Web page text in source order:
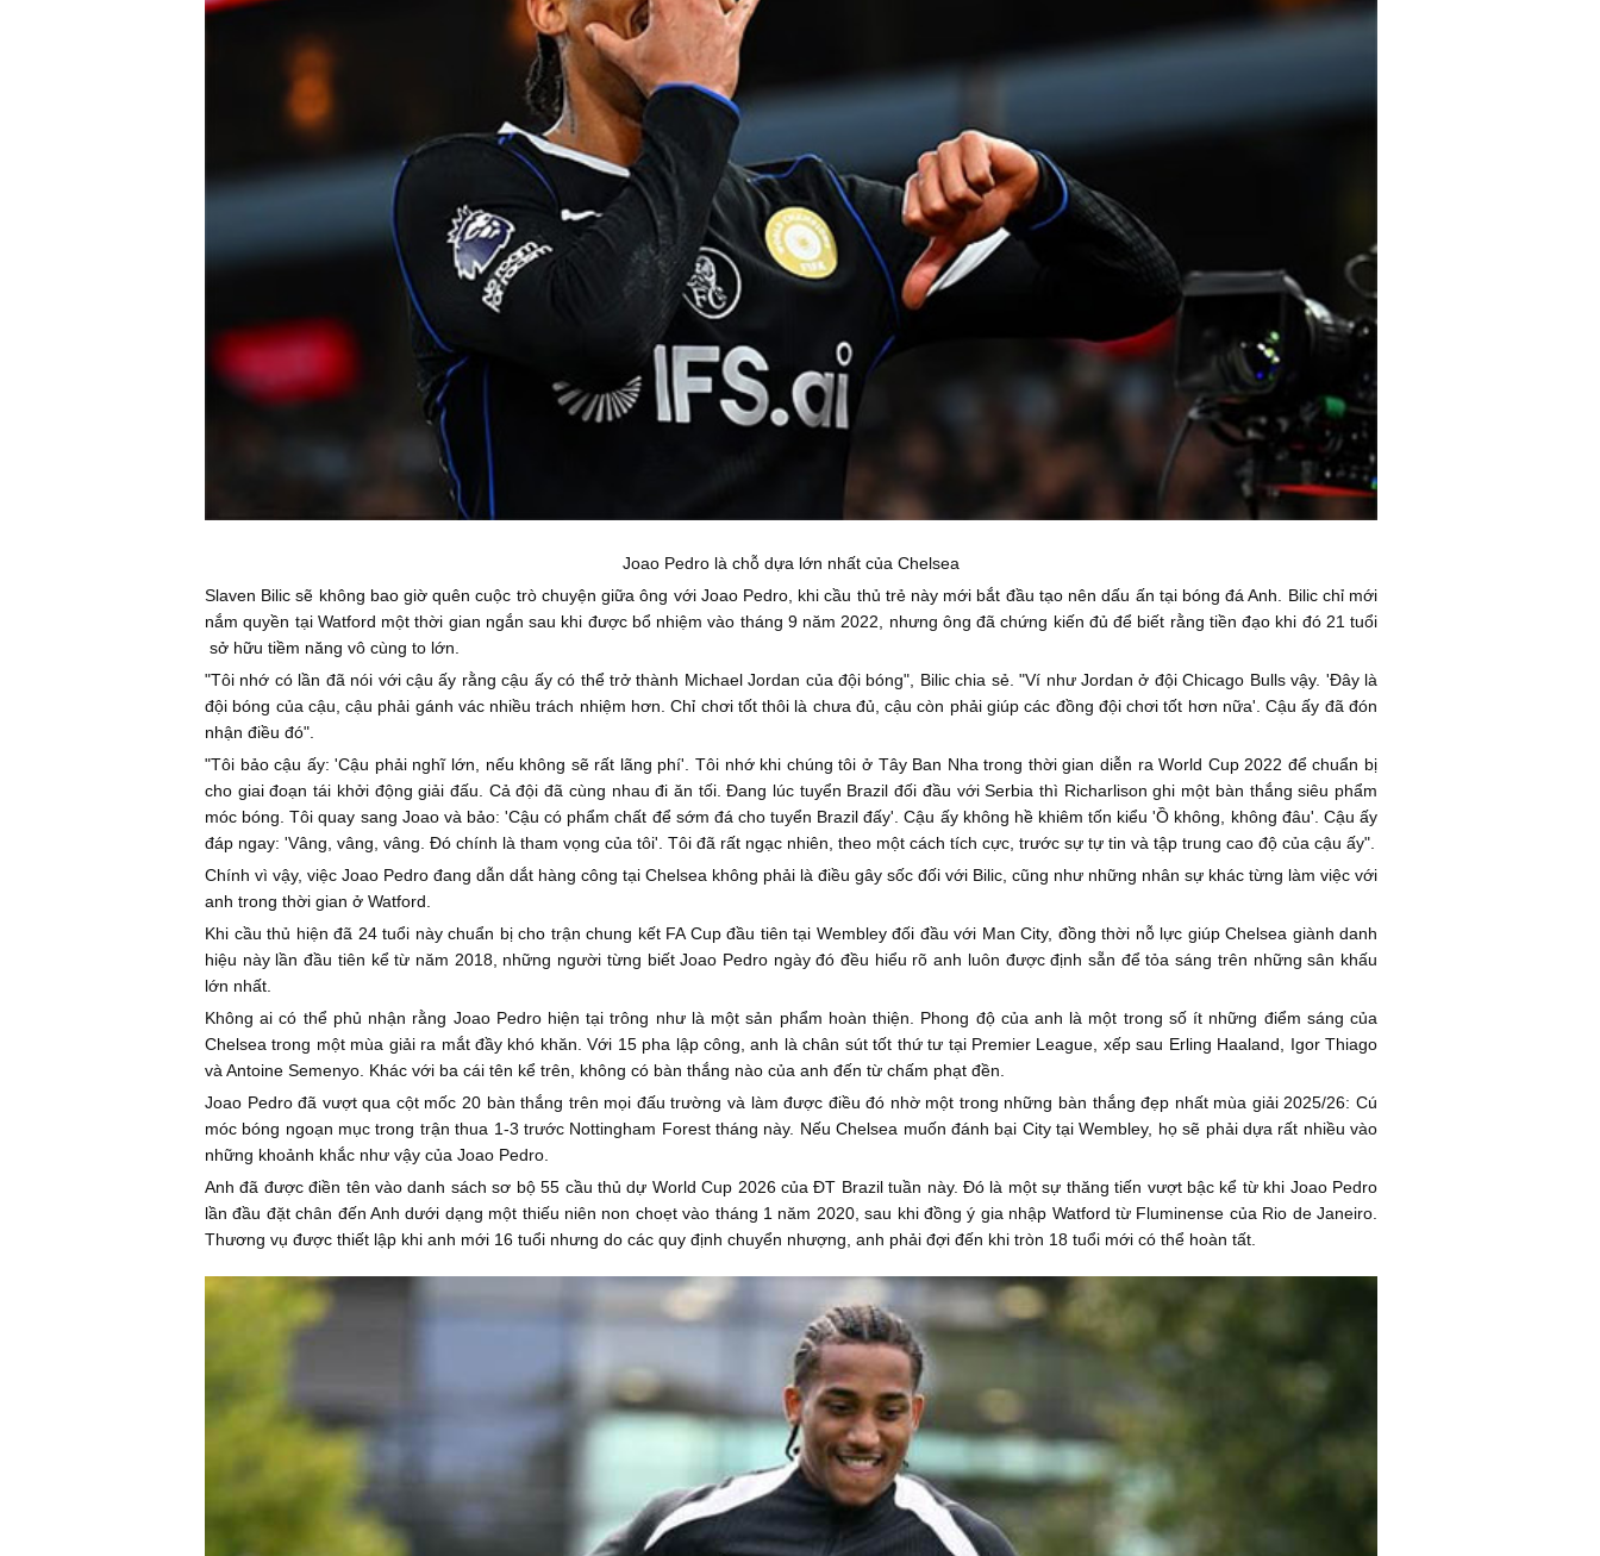
Joao Pedro là chỗ dựa lớn nhất của Chelsea
Slaven Bilic sẽ không bao giờ quên cuộc trò chuyện giữa ông với Joao Pedro, khi cầu thủ trẻ này mới bắt đầu tạo nên dấu ấn tại bóng đá Anh. Bilic chỉ mới
nắm quyền tại Watford một thời gian ngắn sau khi được bổ nhiệm vào tháng 9 năm 2022, nhưng ông đã chứng kiến đủ để biết rằng tiền đạo khi đó 21 tuổi
sở hữu tiềm năng vô cùng to lớn.
"Tôi nhớ có lần đã nói với cậu ấy rằng cậu ấy có thể trở thành Michael Jordan của đội bóng", Bilic chia sẻ. "Ví như Jordan ở đội Chicago Bulls vậy. 'Đây là
đội bóng của cậu, cậu phải gánh vác nhiều trách nhiệm hơn. Chỉ chơi tốt thôi là chưa đủ, cậu còn phải giúp các đồng đội chơi tốt hơn nữa'. Cậu ấy đã đón
nhận điều đó".
"Tôi bảo cậu ấy: 'Cậu phải nghĩ lớn, nếu không sẽ rất lãng phí'. Tôi nhớ khi chúng tôi ở Tây Ban Nha trong thời gian diễn ra World Cup 2022 để chuẩn bị
cho giai đoạn tái khởi động giải đấu. Cả đội đã cùng nhau đi ăn tối. Đang lúc tuyển Brazil đối đầu với Serbia thì Richarlison ghi một bàn thắng siêu phẩm
móc bóng. Tôi quay sang Joao và bảo: 'Cậu có phẩm chất để sớm đá cho tuyển Brazil đấy'. Cậu ấy không hề khiêm tốn kiểu 'Ồ không, không đâu'. Cậu ấy
đáp ngay: 'Vâng, vâng, vâng. Đó chính là tham vọng của tôi'. Tôi đã rất ngạc nhiên, theo một cách tích cực, trước sự tự tin và tập trung cao độ của cậu ấy".
Chính vì vậy, việc Joao Pedro đang dẫn dắt hàng công tại Chelsea không phải là điều gây sốc đối với Bilic, cũng như những nhân sự khác từng làm việc với
anh trong thời gian ở Watford.
Khi cầu thủ hiện đã 24 tuổi này chuẩn bị cho trận chung kết FA Cup đầu tiên tại Wembley đối đầu với Man City, đồng thời nỗ lực giúp Chelsea giành danh
hiệu này lần đầu tiên kể từ năm 2018, những người từng biết Joao Pedro ngày đó đều hiểu rõ anh luôn được định sẵn để tỏa sáng trên những sân khấu
lớn nhất.
Không ai có thể phủ nhận rằng Joao Pedro hiện tại trông như là một sản phẩm hoàn thiện. Phong độ của anh là một trong số ít những điểm sáng của
Chelsea trong một mùa giải ra mắt đầy khó khăn. Với 15 pha lập công, anh là chân sút tốt thứ tư tại Premier League, xếp sau Erling Haaland, Igor Thiago
và Antoine Semenyo. Khác với ba cái tên kể trên, không có bàn thắng nào của anh đến từ chấm phạt đền.
Joao Pedro đã vượt qua cột mốc 20 bàn thắng trên mọi đấu trường và làm được điều đó nhờ một trong những bàn thắng đẹp nhất mùa giải 2025/26: Cú
móc bóng ngoạn mục trong trận thua 1-3 trước Nottingham Forest tháng này. Nếu Chelsea muốn đánh bại City tại Wembley, họ sẽ phải dựa rất nhiều vào
những khoảnh khắc như vậy của Joao Pedro.
Anh đã được điền tên vào danh sách sơ bộ 55 cầu thủ dự World Cup 2026 của ĐT Brazil tuần này. Đó là một sự thăng tiến vượt bậc kể từ khi Joao Pedro
lần đầu đặt chân đến Anh dưới dạng một thiếu niên non choẹt vào tháng 1 năm 2020, sau khi đồng ý gia nhập Watford từ Fluminense của Rio de Janeiro.
Thương vụ được thiết lập khi anh mới 16 tuổi nhưng do các quy định chuyển nhượng, anh phải đợi đến khi tròn 18 tuổi mới có thể hoàn tất.